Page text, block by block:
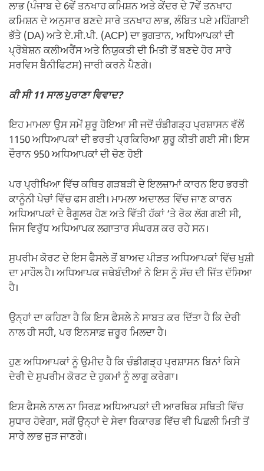
ਲਾਭ (ਪੰਜਾਬ ਦੇ 6ਵੇਂ ਤਨਖਾਹ ਕਮਿਸ਼ਨ ਅਤੇ ਕੇਂਦਰ ਦੇ 7ਵੇਂ ਤਨਖਾਹ
ਕਮਿਸ਼ਨ ਦੇ ਅਨੁਸਾਰ ਬਣਦੇ ਸਾਰੇ ਤਨਖਾਹ ਲਾਭ, ਲੰਬਿਤ ਪਏ ਮਹਿੰਗਾਈ
ਭੱਤੇ (DA) ਅਤੇ ਏ.ਸੀ.ਪੀ. (ACP) ਦਾ ਭੁਗਤਾਨ, ਅਧਿਆਪਕਾਂ ਦੀ
ਪ੍ਰੋਬੇਸ਼ਨ ਕਲੀਅਰੈਂਸ ਅਤੇ ਨਿਯੁਕਤੀ ਦੀ ਮਿਤੀ ਤੋਂ ਬਣਦੇ ਹੋਰ ਸਾਰੇ
ਸਰਵਿਸ ਬੈਨੀਫਿਟਸ) ਜਾਰੀ ਕਰਨੇ ਪੈਣਗੇ।
ਕੀ ਸੀ 11 ਸਾਲ ਪੁਰਾਣਾ ਵਿਵਾਦ?
ਇਹ ਮਾਮਲਾ ਉਸ ਸਮੇਂ ਸ਼ੁਰੂ ਹੋਇਆ ਸੀ ਜਦੋਂ ਚੰਡੀਗੜ੍ਹ ਪ੍ਰਸ਼ਾਸਨ ਵੱਲੋਂ
1150 ਅਧਿਆਪਕਾਂ ਦੀ ਭਰਤੀ ਪ੍ਰਕਿਰਿਆ ਸ਼ੁਰੂ ਕੀਤੀ ਗਈ ਸੀ। ਇਸ
ਦੌਰਾਨ 950 ਅਧਿਆਪਕਾਂ ਦੀ ਚੋਣ ਹੋਈ
ਪਰ ਪ੍ਰੀਖਿਆ ਵਿੱਚ ਕਥਿਤ ਗੜਬੜੀ ਦੇ ਇਲਜ਼ਾਮਾਂ ਕਾਰਨ ਇਹ ਭਰਤੀ
ਕਾਨੂੰਨੀ ਪੇਚਾਂ ਵਿੱਚ ਫਸ ਗਈ। ਮਾਮਲਾ ਅਦਾਲਤ ਵਿੱਚ ਜਾਣ ਕਾਰਨ
ਅਧਿਆਪਕਾਂ ਦੇ ਰੈਗੂਲਰ ਹੋਣ ਅਤੇ ਵਿੱਤੀ ਹੱਕਾਂ ‘ਤੇ ਰੋਕ ਲੱਗ ਗਈ ਸੀ,
ਜਿਸ ਵਿਰੁੱਧ ਅਧਿਆਪਕ ਲਗਾਤਾਰ ਸੰਘਰਸ਼ ਕਰ ਰਹੇ ਸਨ।
ਸੁਪਰੀਮ ਕੋਰਟ ਦੇ ਇਸ ਫੈਸਲੇ ਤੋਂ ਬਾਅਦ ਪੀੜਤ ਅਧਿਆਪਕਾਂ ਵਿੱਚ ਖੁਸ਼ੀ
ਦਾ ਮਾਹੌਲ ਹੈ। ਅਧਿਆਪਕ ਜਥੇਬੰਦੀਆਂ ਨੇ ਇਸ ਨੂੰ ਸੱਚ ਦੀ ਜਿੱਤ ਦੱਸਿਆ
ਹੈ।
ਉਨ੍ਹਾਂ ਦਾ ਕਹਿਣਾ ਹੈ ਕਿ ਇਸ ਫੈਸਲੇ ਨੇ ਸਾਬਤ ਕਰ ਦਿੱਤਾ ਹੈ ਕਿ ਦੇਰੀ
ਨਾਲ ਹੀ ਸਹੀ, ਪਰ ਇਨਸਾਫ਼ ਜ਼ਰੂਰ ਮਿਲਦਾ ਹੈ।
ਹੁਣ ਅਧਿਆਪਕਾਂ ਨੂੰ ਉਮੀਦ ਹੈ ਕਿ ਚੰਡੀਗੜ੍ਹ ਪ੍ਰਸ਼ਾਸਨ ਬਿਨਾਂ ਕਿਸੇ
ਦੇਰੀ ਦੇ ਸੁਪਰੀਮ ਕੋਰਟ ਦੇ ਹੁਕਮਾਂ ਨੂੰ ਲਾਗੂ ਕਰੇਗਾ।
ਇਸ ਫੈਸਲੇ ਨਾਲ ਨਾ ਸਿਰਫ਼ ਅਧਿਆਪਕਾਂ ਦੀ ਆਰਥਿਕ ਸਥਿਤੀ ਵਿੱਚ
ਸੁਧਾਰ ਹੋਵੇਗਾ, ਸਗੋਂ ਉਨ੍ਹਾਂ ਦੇ ਸੇਵਾ ਰਿਕਾਰਡ ਵਿੱਚ ਵੀ ਪਿਛਲੀ ਮਿਤੀ ਤੋਂ
ਸਾਰੇ ਲਾਭ ਜੁੜ ਜਾਣਗੇ।